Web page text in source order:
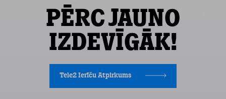
PĒRC JAUNO
IZDEVĪGĀK!
Tele2 Ierīču Atpirkums